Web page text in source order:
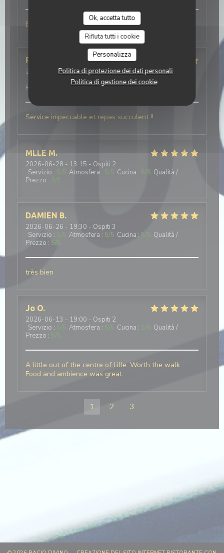
Ok, accetta tutto
Rifiuta tutti i cookie
Personalizza
Politica di protezione dei dati personali
Politica di gestione dei cookie
Buonissimo
Frédéric
2026-07-21- 20:00 - Ospiti 5
Atmosfera : 5/5 Cucina :5/5 Qualità /
Prezzo
Service impeccable et repas succulent !!
MLLE M
2026-06-28 - 13:15 - Ospiti 2
Servizio : Atmosfera : Cucina : /5 Qualità /
Prezzo :
DAMIEN B
2026-06-26 - 19:30 - Ospiti 3
Servizio : 5 Atmosfera : 5/5 Cucina : 5 /5 Qualità /
Prezzo : 5/5
très bien
Jo O
2026-06-13 - 19:00 - Ospiti 2
Servizio : Atmosfera : Cucina :
Qualità /
Prezzo :
A little out of the centre of Lille. Worth the walk.
Food and ambience was great.
1 2 3